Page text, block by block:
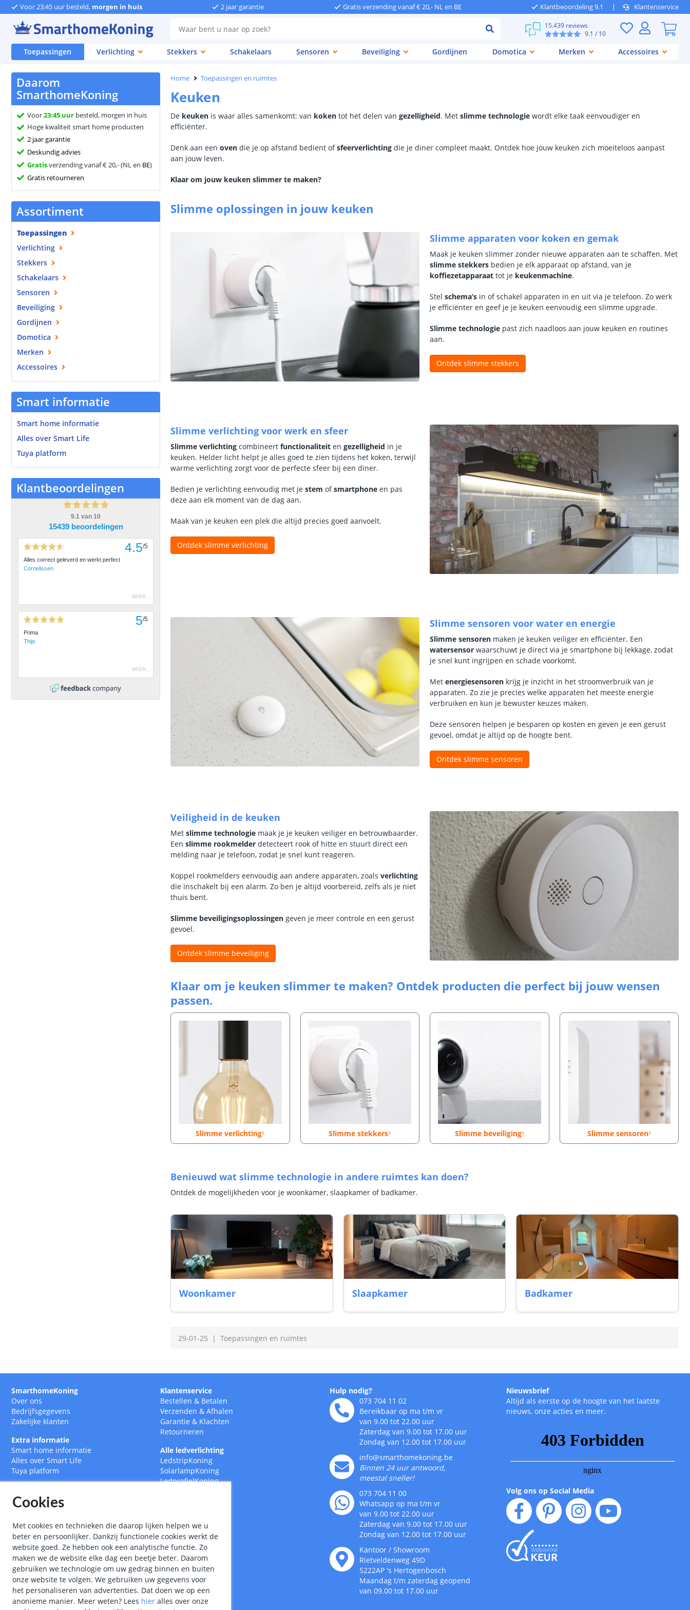
Voor 23:45 uur besteld, morgen in huis 2 jaar garantie Gratis verzending vanaf € 20,- NL en BE Klantbeoordeling 9.1 Klantenservice
15.439 reviews
9.1 / 10
Toepassingen Verlichting Stekkers Schakelaars Sensoren Beveiliging Gordijnen Domotica Merken Accessoires
Daarom
SmarthomeKoning
Voor23:45 uur besteld, morgen in huis
Hoge kwaliteit smart home producten
2 jaar garantie
Deskundig advies
Gratisverzending vanaf € 20,- (NL en BE)
Gratis retourneren
Assortiment
Toepassingen
Verlichting
Stekkers
Schakelaars
Sensoren
Beveiliging
Gordijnen
Domotica
Merken
Accessoires
Smart informatie
Smart home informatie
Alles over Smart Life
Tuya platform
Klantbeoordelingen
9.1 van 10
15439 beoordelingen
4.5/5
Alles correct geleverd en werkt perfect
Cornelissen
MEER ...
5/5
Prima
Thijs
MEER ...
Home Toepassingen en ruimtes
Keuken
De keuken is waar alles samenkomt: van koken tot het delen van gezelligheid. Met slimme technologie wordt elke taak eenvoudiger en
efficiënter.
Denk aan een oven die je op afstand bedient ofsfeerverlichting die je diner compleet maakt. Ontdek hoe jouw keuken zich moeiteloos aanpast
aan jouw leven.
Klaar om jouw keuken slimmer te maken?
Slimme oplossingen in jouw keuken
Slimme apparaten voor koken en gemak
Maak je keuken slimmer zonder nieuwe apparaten aan te schaffen. Met
slimme stekkers bedien je elk apparaat op afstand, van je
koffiezetapparaat tot je keukenmachine.
Stel schema’s in of schakel apparaten in en uit via je telefoon. Zo werk
je efficiënter en geef je je keuken eenvoudig een slimme upgrade.
Slimme technologie past zich naadloos aan jouw keuken en routines
aan.
Ontdek slimme stekkers
Slimme verlichting voor werk en sfeer
Slimme verlichting combineert functionaliteit en gezelligheid in je
keuken. Helder licht helpt je alles goed te zien tijdens het koken, terwijl
warme verlichting zorgt voor de perfecte sfeer bij een diner.
Bedien je verlichting eenvoudig met je stem ofsmartphone en pas
deze aan elk moment van de dag aan.
Maak van je keuken een plek die altijd precies goed aanvoelt.
Ontdek slimme verlichting
Slimme sensoren voor water en energie
Slimme sensoren maken je keuken veiliger en efficiënter. Een
watersensor waarschuwt je direct via je smartphone bij lekkage, zodat
je snel kunt ingrijpen en schade voorkomt.
Met energiesensoren krijg je inzicht in het stroomverbruik van je
apparaten. Zo zie je precies welke apparaten het meeste energie
verbruiken en kun je bewuster keuzes maken.
Deze sensoren helpen je besparen op kosten en geven je een gerust
gevoel, omdat je altijd op de hoogte bent.
Ontdek slimme sensoren
Veiligheid in de keuken
Met slimme technologie maak je je keuken veiliger en betrouwbaarder.
Een slimme rookmelder detecteert rook of hitte en stuurt direct een
melding naar je telefoon, zodat je snel kunt reageren.
Koppel rookmelders eenvoudig aan andere apparaten, zoals verlichting
die inschakelt bij een alarm. Zo ben je altijd voorbereid, zelfs als je niet
thuis bent.
Slimme beveiligingsoplossingen geven je meer controle en een gerust
gevoel.
Ontdek slimme beveiliging
Klaar om je keuken slimmer te maken? Ontdek producten die perfect bij jouw wensen
passen.
Slimme verlichting Slimme stekkers Slimme beveiliging Slimme sensoren
Benieuwd wat slimme technologie in andere ruimtes kan doen?
Ontdek de mogelijkheden voor je woonkamer, slaapkamer of badkamer.
Woonkamer Slaapkamer Badkamer
29-01-25 Toepassingen en ruimtes
SmarthomeKoning
Over ons
Bedrijfsgegevens
Zakelijke klanten
Extra informatie
Smart home informatie
Alles over Smart Life
Tuya platform
Klantenservice
Bestellen & Betalen
Verzenden & Afhalen
Garantie & Klachten
Retourneren
Alle ledverlichting
LedstripKoning
SolarlampKoning
LedprofielKoning
Hulp nodig?
073 704 11 02
Bereikbaar op ma t/m vr
van 9.00 tot 22.00 uur
Zaterdag van 9.00 tot 17.00 uur
Zondag van 12.00 tot 17.00 uur
info@smarthomekoning.be
Binnen 24 uur antwoord,
meestal sneller!
073 704 11 00
Whatsapp op ma t/m vr
van 9.00 tot 22.00 uur
Zaterdag van 9.00 tot 17.00 uur
Zondag van 12.00 tot 17.00 uur
Kantoor / Showroom
Rietveldenweg 49D
5222AP 's Hertogenbosch
Maandag t/m zaterdag geopend
van 09.00 tot 17.00 uur
Nieuwsbrief
Altijd als eerste op de hoogte van het laatste
nieuws, onze acties en meer.
Volg ons op Social Media
Cookies
Met cookies en technieken die daarop lijken helpen we u
beter en persoonlijker. Dankzij functionele cookies werkt de
website goed. Ze hebben ook een analytische functie. Zo
maken we de website elke dag een beetje beter. Daarom
gebruiken we technologie om uw gedrag binnen en buiten
onze website te volgen. We gebruiken uw gegevens voor
het personaliseren van advertenties. Dat doen we op een
anonieme manier. Meer weten? Lees hier alles over onze